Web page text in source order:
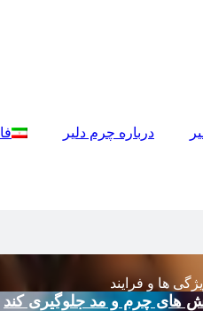
درباره چرم دلیر
ها و فرایند
های چرم و مد جلوگیری کند